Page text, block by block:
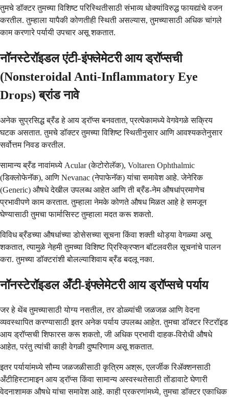
तुमचे डॉक्टर तुमच्या विशिष्ट परिस्थितीसाठी संभाव्य धोक्यांविरुद्ध फायद्यांचे वजन
करतील. तुम्हाला यापैकी कोणतीही स्थिती असल्यास, तुमच्यासाठी अधिक चांगले
काम करणारे पर्यायी उपचार असू शकतात.
नॉनस्टेरॉइडल एंटी-इंफ्लेमेटरी आय ड्रॉप्सची
(Nonsteroidal Anti-Inflammatory Eye
Drops) ब्रांड नावे
अनेक सुप्रसिद्ध ब्रँड हे आय ड्रॉप्स बनवतात, प्रत्येकामध्ये वेगवेगळे सक्रिय
घटक असतात. तुमचे डॉक्टर तुमच्या विशिष्ट स्थितीनुसार आणि आवश्यकतेनुसार
सर्वोत्तम निवड करतील.
सामान्य ब्रँड नावांमध्ये Acular (केटोरोलॅक), Voltaren Ophthalmic
(डिक्लोफेनॅक), आणि Nevanac (नेपाफेनॅक) यांचा समावेश आहे. जेनेरिक
(Generic) औषधे देखील उपलब्ध आहेत आणि ती ब्रँड-नेम औषधांप्रमाणेच
प्रभावीपणे काम करतात. तुम्हाला नेमके कोणते औषध मिळत आहे हे समजून
घेण्यासाठी तुमचा फार्मासिस्ट तुम्हाला मदत करू शकतो.
विविध ब्रँडच्या औषधांच्या डोसेसच्या सूचना किंवा शक्ती थोड्या वेगळ्या असू
शकतात, त्यामुळे नेहमी तुमच्या विशिष्ट प्रिस्क्रिप्शन बॉटलवरील सूचनांचे पालन
करा. तुमच्या डॉक्टरांशी बोलल्याशिवाय ब्रँड बदलू नका.
नॉनस्टेरॉइडल अँटी-इंफ्लेमेटरी आय ड्रॉप्सचे पर्याय
जर हे थेंब तुमच्यासाठी योग्य नसतील, तर डोळ्यांची जळजळ आणि वेदना
व्यवस्थापित करण्यासाठी इतर अनेक पर्याय उपलब्ध आहेत. तुमचा डॉक्टर स्टिरॉइड
आय ड्रॉप्सची शिफारस करू शकतो, जी अधिक प्रभावी दाहक-विरोधी औषधे
आहेत, परंतु त्यांची काही वेगळी दुष्परिणाम असू शकतात.
इतर पर्यायांमध्ये सौम्य जळजळीसाठी कृत्रिम अश्रू, एलर्जीक रिॲक्शनसाठी
अँटीहिस्टामाइन आय ड्रॉप्स किंवा सामान्य अस्वस्थतेसाठी तोंडावाटे घेणारी
वेदनाशामक औषधे यांचा समावेश आहे. काही प्रकरणांमध्ये, तुमचा डॉक्टर एकाधिक